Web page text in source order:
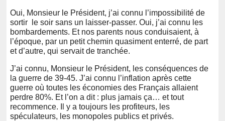
Oui, Monsieur le Président, j’ai connu l’impossibilité de
sortir le soir sans un laisser-passer. Oui, j’ai connu les
bombardements. Et nos parents nous conduisaient, à
l’époque, par un petit chemin quasiment enterré, de part
et d’autre, qui servait de tranchée.
J’ai connu, Monsieur le Président, les conséquences de
la guerre de 39-45. J’ai connu l’inflation après cette
guerre où toutes les économies des Français allaient
perdre 80%. Et l’on a dit : plus jamais ça… et tout
recommence. Il y a toujours les profiteurs, les
spéculateurs, les monopoles publics et privés.